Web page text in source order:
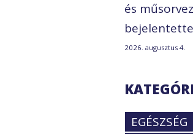
és
2026. augusztus 4.
EGÉSZSÉG